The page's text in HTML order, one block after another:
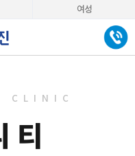
여성
CLINIC